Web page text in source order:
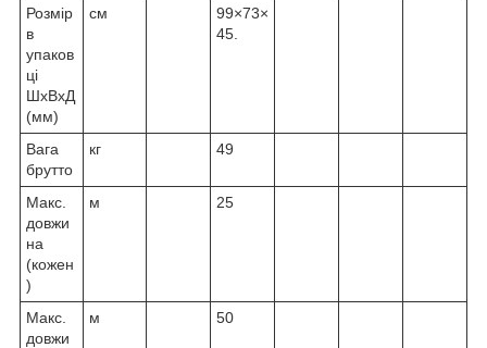
Розмір
в
упаков
ці
ШxВxД
(мм)
cм
99×73×
45.
Вага
брутто
кг 49
Макс.
довжи
на
(кожен
)
м 25
Макс.
довжи
м 50